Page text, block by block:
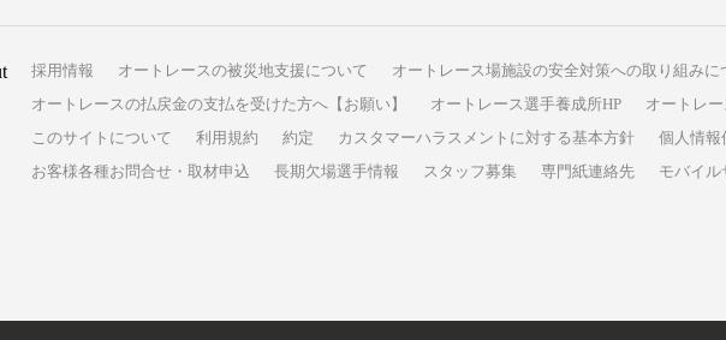
採用情報 オートレースの被災地支援について
オートレース場施設の安全対策への取り組みに
オートレースの払戻金の支払を受けた方へ【お願い】
オートレース選手養成所HP
オートレ
このサイトについて
利用規約 約定 カスタマーハラスメントに対する基本方針 個人情報
お客様各種お問合せ・取材申込
長期欠場選手情報 スタッフ募集 専門紙連絡先 モバイル